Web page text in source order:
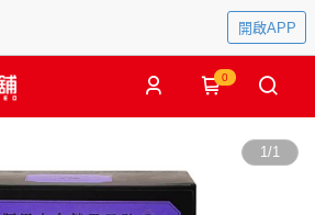
開啟APP
0
1/1